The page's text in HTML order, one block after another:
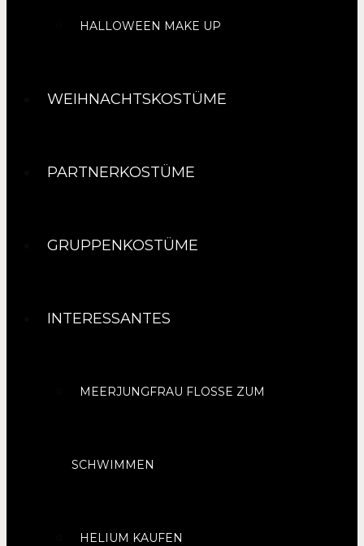
HALLOWEEN MAKE UP
WEIHNACHTSKOSTÜME
PARTNERKOSTÜME
GRUPPENKOSTÜME
INTERESSANTES
MEERJUNGFRAU FLOSSE ZUM
SCHWIMMEN
HELIUM KAUFEN